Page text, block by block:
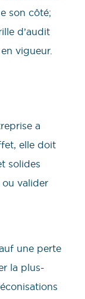
son côté;
d’audit
vigueur.
a
elle doit
solides
valider
une perte
la plus-